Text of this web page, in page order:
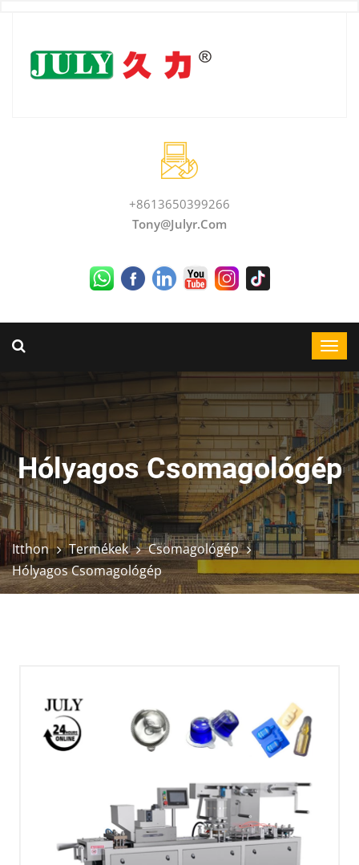
+8613650399266
Tony@julyr.com
Hólyagos Csomagológép
Itthon Termékek
Csomagológép
Hólyagos Csomagológép